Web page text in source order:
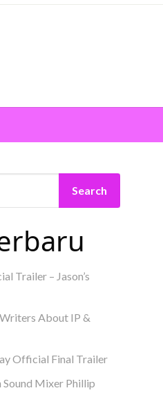
Search
Trailer – Jason’s
About IP &
Official Final Trailer
Mixer Phillip